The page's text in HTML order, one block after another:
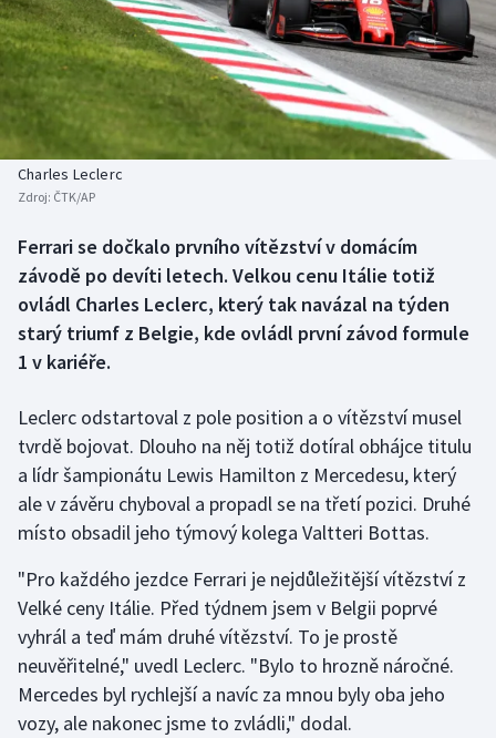
Americký fotbal
Baseball a softbal
Basketbal
Biatlon
Box
Curling
Florbal
Futsal
Golf
Gymnastika
Házená
Jezdectví
NEPŘEHLÉDNĚTE
Soutěže
Historické návraty
Aplikace ČT sport
Charles Leclerc
Zdroj: ČTK/AP
Ferrari se dočkalo prvního vítězství v domácím
závodě po devíti letech. Velkou cenu Itálie totiž
ovládl Charles Leclerc, který tak navázal na týden
starý triumf z Belgie, kde ovládl první závod formule
1 v kariéře.
Leclerc odstartoval z pole position a o vítězství musel
tvrdě bojovat. Dlouho na něj totiž dotíral obhájce titulu
a lídr šampionátu Lewis Hamilton z Mercedesu, který
ale v závěru chyboval a propadl se na třetí pozici. Druhé
místo obsadil jeho týmový kolega Valtteri Bottas.
"Pro každého jezdce Ferrari je nejdůležitější vítězství z
Velké ceny Itálie. Před týdnem jsem v Belgii poprvé
vyhrál a teď mám druhé vítězství. To je prostě
neuvěřitelné," uvedl Leclerc. "Bylo to hrozně náročné.
Mercedes byl rychlejší a navíc za mnou byly oba jeho
vozy, ale nakonec jsme to zvládli," dodal.